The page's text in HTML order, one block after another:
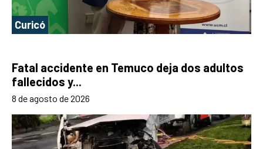
Curicó
Fatal accidente en Temuco deja dos adultos
fallecidos y...
8 de agosto de 2026